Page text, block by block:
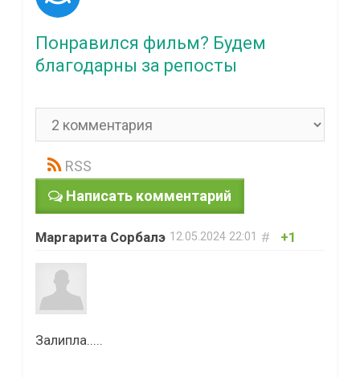
Понравился фильм? Будем
благодарны за репосты
RSS
Написать комментарий
Маргарита Сорбалэ 12.05.2024 22:01 # +1
Залипла.....